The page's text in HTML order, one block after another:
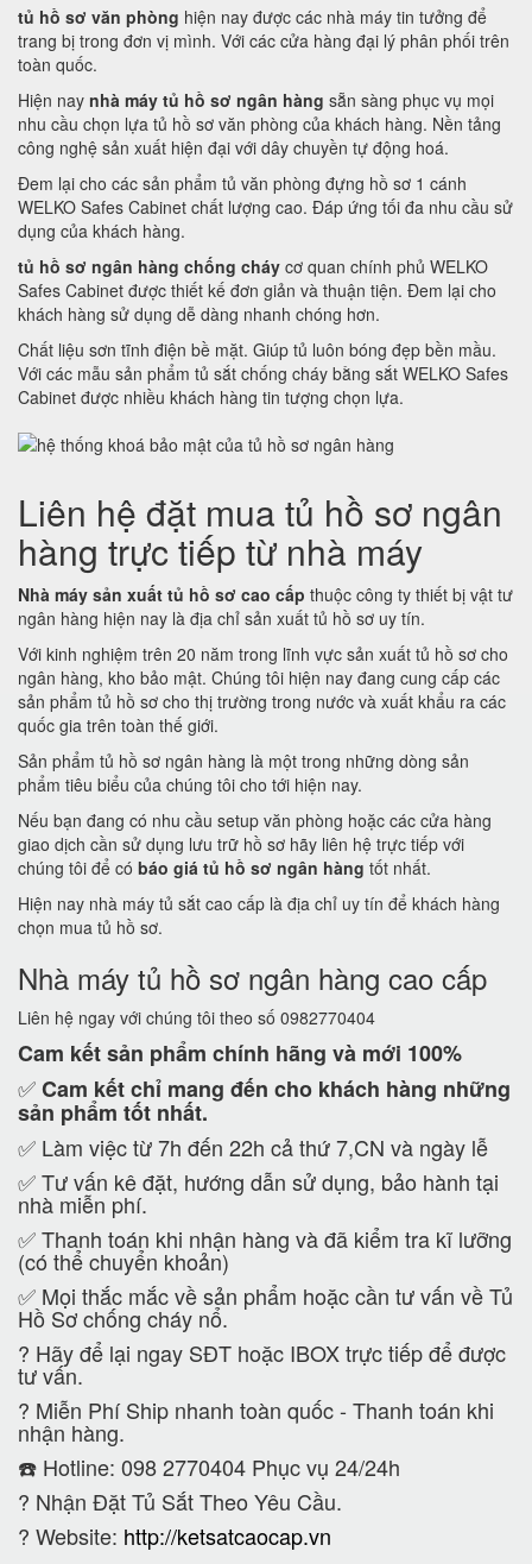
tủ hồ sơ văn phòng hiện nay được các nhà máy tin tưởng để
trang bị trong đơn vị mình. Với các cửa hàng đại lý phân phối trên
toàn quốc.
Hiện nay nhà máy tủ hồ sơ ngân hàng sẵn sàng phục vụ mọi
nhu cầu chọn lựa tủ hồ sơ văn phòng của khách hàng. Nền tảng
công nghệ sản xuất hiện đại với dây chuyền tự động hoá.
Đem lại cho các sản phẩm tủ văn phòng đựng hồ sơ 1 cánh
WELKO Safes Cabinet chất lượng cao. Đáp ứng tối đa nhu cầu sử
dụng của khách hàng.
tủ hồ sơ ngân hàng chống cháy cơ quan chính phủ WELKO
Safes Cabinet được thiết kế đơn giản và thuận tiện. Đem lại cho
khách hàng sử dụng dễ dàng nhanh chóng hơn.
Chất liệu sơn tĩnh điện bề mặt. Giúp tủ luôn bóng đẹp bền mầu.
Với các mẫu sản phẩm tủ sắt chống cháy bằng sắt WELKO Safes
Cabinet được nhiều khách hàng tin tượng chọn lựa.
Liên hệ đặt mua tủ hồ sơ ngân
hàng trực tiếp từ nhà máy
Nhà máy sản xuất tủ hồ sơ cao cấp thuộc công ty thiết bị vật tư
ngân hàng hiện nay là địa chỉ sản xuất tủ hồ sơ uy tín.
Với kinh nghiệm trên 20 năm trong lĩnh vực sản xuất tủ hồ sơ cho
ngân hàng, kho bảo mật. Chúng tôi hiện nay đang cung cấp các
sản phẩm tủ hồ sơ cho thị trường trong nước và xuất khẩu ra các
quốc gia trên toàn thế giới.
Sản phẩm tủ hồ sơ ngân hàng là một trong những dòng sản
phẩm tiêu biểu của chúng tôi cho tới hiện nay.
Nếu bạn đang có nhu cầu setup văn phòng hoặc các cửa hàng
giao dịch cần sử dụng lưu trữ hồ sơ hãy liên hệ trực tiếp với
chúng tôi để có báo giá tủ hồ sơ ngân hàng tốt nhất.
Hiện nay nhà máy tủ sắt cao cấp là địa chỉ uy tín để khách hàng
chọn mua tủ hồ sơ.
Nhà máy tủ hồ sơ ngân hàng cao cấp
Liên hệ ngay với chúng tôi theo số 0982770404
Cam kếtsản phẩm chính hãng và mới 100%
✅Cam kếtchỉ mang đến cho khách hàng những
sản phẩm tốt nhất.
✅ Làm việc từ 7h đến 22h cả thứ 7,CN và ngày lễ
✅ Tư vấn kê đặt, hướng dẫn sử dụng, bảo hành tại
nhà miễn phí.
✅ Thanh toán khi nhận hàng và đã kiểm tra kĩ lưỡng
(có thể chuyển khoản)
✅ Mọi thắc mắc về sản phẩm hoặc cần tư vấn về Tủ
Hồ Sơ chống cháy nổ.
? Hãy để lại ngay SĐT hoặc IBOX trực tiếp để được
tư vấn.
? Miễn Phí Ship nhanh toàn quốc - Thanh toán khi
nhận hàng.
☎️ Hotline: 098 2770404 Phục vụ 24/24h
? Nhận Đặt Tủ Sắt Theo Yêu Cầu.
? Website: http://ketsatcaocap.vn